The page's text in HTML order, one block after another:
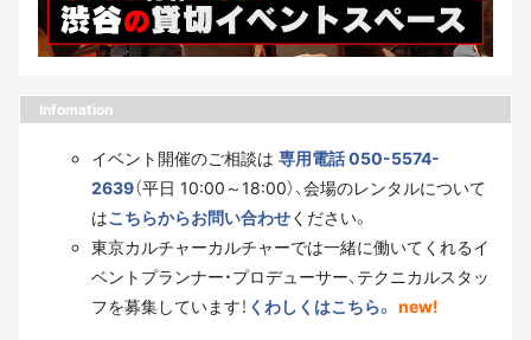
Infomation
イベント開催のご相談は 専用電話 050-5574-
2639（平日 10:00～18:00）、会場のレンタルについて
はこちらからお問い合わせください。
東京カルチャーカルチャーでは一緒に働いてくれるイ
ベントプランナー・プロデューサー、テクニカルスタッ
フを募集しています！ くわしくはこちら。 new!